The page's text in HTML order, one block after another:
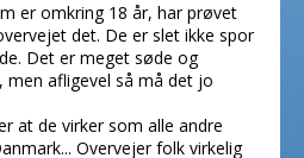
er omkring 18 år, har prøvet
det. De er slet ikke spor
Det er meget søde og
afligevel så må det jo
at de virker som alle andre
Overvejer folk virkelig